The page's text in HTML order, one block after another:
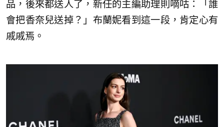
品，後來都送人了，新任的主編助理則嘀咕：「誰
會把香奈兒送掉？」布蘭妮看到這一段，肯定心有
戚戚焉。